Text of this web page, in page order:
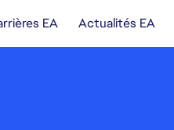
EA Actualités EA